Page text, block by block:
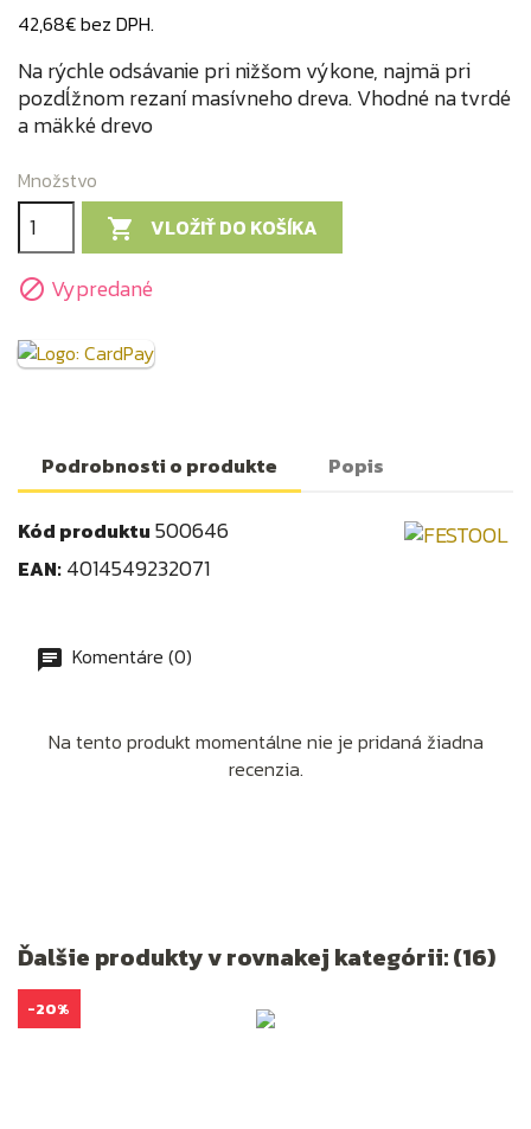
42,68€ bez DPH.
Na rýchle odsávanie pri nižšom výkone, najmä pri
pozdĺžnom rezaní masívneho dreva. Vhodné na tvrdé
a mäkké drevo
Množstvo

VLOŽIŤ DO KOŠÍKA
 Vypredané
Podrobnosti o produkte Popis
Kód produktu 500646
EAN: 4014549232071
Komentáre (0)
Na tento produkt momentálne nie je pridaná žiadna
recenzia.
Ďalšie produkty v rovnakej kategórii: (16)
-20%